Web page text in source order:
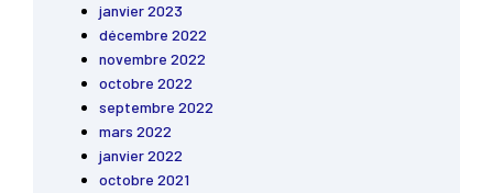
janvier 2023
décembre 2022
novembre 2022
octobre 2022
septembre 2022
mars 2022
janvier 2022
octobre 2021